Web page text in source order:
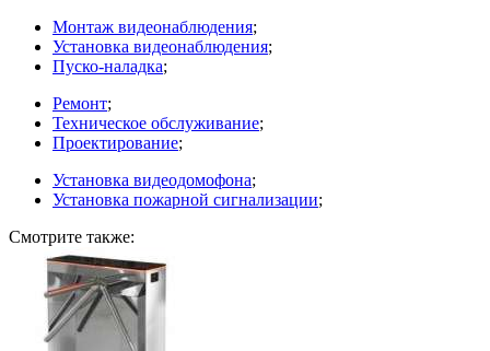
Монтаж видеонаблюдения;
Установка видеонаблюдения;
Пуско-наладка;
Ремонт;
Техническое обслуживание;
Проектирование;
Установка видеодомофона;
Установка пожарной сигнализации;
Смотрите также: